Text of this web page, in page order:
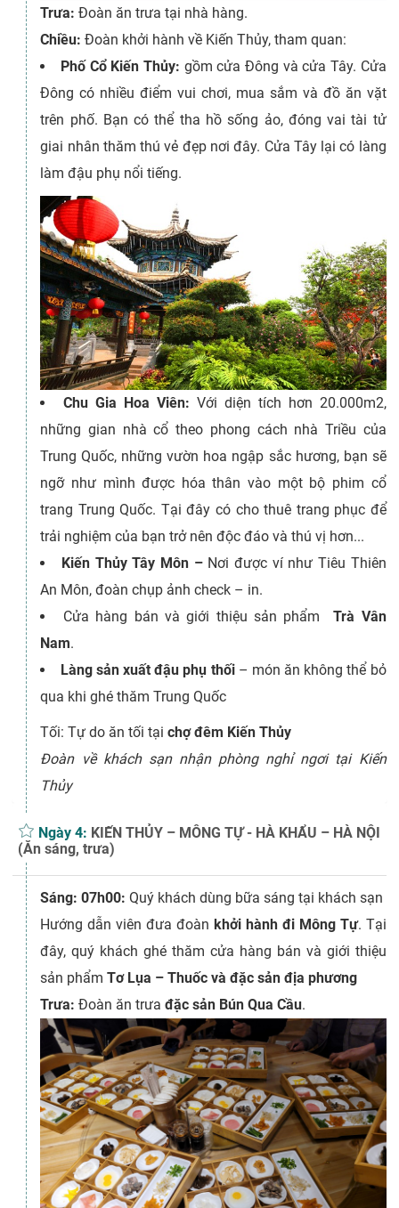
Trưa:Đoàn ăn trưa tại nhà hàng.
Chiều:Đoàn khởi hành về Kiến Thủy, tham quan:
Phố Cổ Kiến Thủy: gồm cửa Đông và cửa Tây. Cửa
Đông có nhiều điểm vui chơi, mua sắm và đồ ăn vặt
trên phố. Bạn có thể tha hồ sống ảo, đóng vai tài tử
giai nhân thăm thú vẻ đẹp nơi đây. Cửa Tây lại có làng
làm đậu phụ nổi tiếng.
Chu Gia Hoa Viên: Với diện tích hơn 20.000m2,
những gian nhà cổ theo phong cách nhà Triều của
Trung Quốc, những vườn hoa ngập sắc hương, bạn sẽ
ngỡ như mình được hóa thân vào một bộ phim cổ
trang Trung Quốc. Tại đây có cho thuê trang phục để
trải nghiệm của bạn trở nên độc đáo và thú vị hơn...
Kiến Thủy Tây Môn –Nơi được ví như Tiêu Thiên
An Môn, đoàn chụp ảnh check – in.
Cửa hàng bán và giới thiệu sản phẩmTrà Vân
Nam.
Làng sản xuất đậu phụ thối– món ăn không thể bỏ
qua khi ghé thăm Trung Quốc
Tối: Tự do ăn tối tạichợ đêm Kiến Thủy
Đoàn về khách sạn nhận phòng nghỉ ngơi tại Kiến
Thủy
Ngày 4: KIẾN THỦY – MÔNG TỰ - HÀ KHẨU – HÀ NỘI
(Ăn sáng, trưa)
Sáng: 07h00:Quý khách dùng bữa sáng tại khách sạn
Hướng dẫn viên đưa đoàn khởi hành đi Mông Tự. Tại
đây, quý khách ghé thăm cửa hàng bán và giới thiệu
sản phẩmTơ Lụa – Thuốc và đặc sản địa phương
Trưa:Đoàn ăn trưađặc sản Bún Qua Cầu.